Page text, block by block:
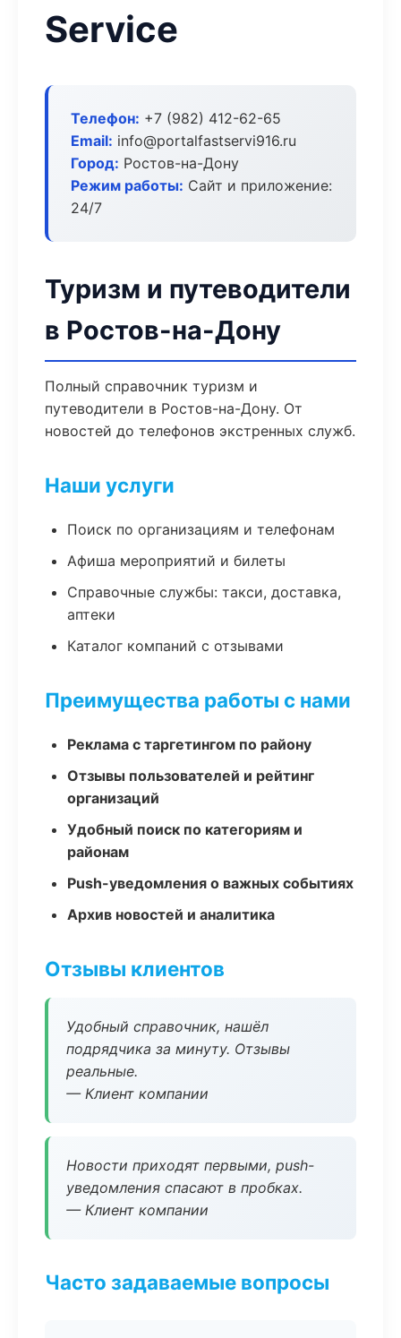
Service
Телефон: +7 (982) 412-62-65
Email: info@portalfastservi916.ru
Город: Ростов-на-Дону
Режим работы: Сайт и приложение:
24/7
Туризм и путеводители
в Ростов-на-Дону
Полный справочник туризм и
путеводители в Ростов-на-Дону. От
новостей до телефонов экстренных служб.
Наши услуги
Поиск по организациям и телефонам
Афиша мероприятий и билеты
Справочные службы: такси, доставка,
аптеки
Каталог компаний с отзывами
Преимущества работы с нами
Реклама с таргетингом по району
Отзывы пользователей и рейтинг
организаций
Удобный поиск по категориям и
районам
Push-уведомления о важных событиях
Архив новостей и аналитика
Отзывы клиентов
Удобный справочник, нашёл
подрядчика за минуту. Отзывы
реальные.
— Клиент компании
Новости приходят первыми, push-
уведомления спасают в пробках.
— Клиент компании
Часто задаваемые вопросы